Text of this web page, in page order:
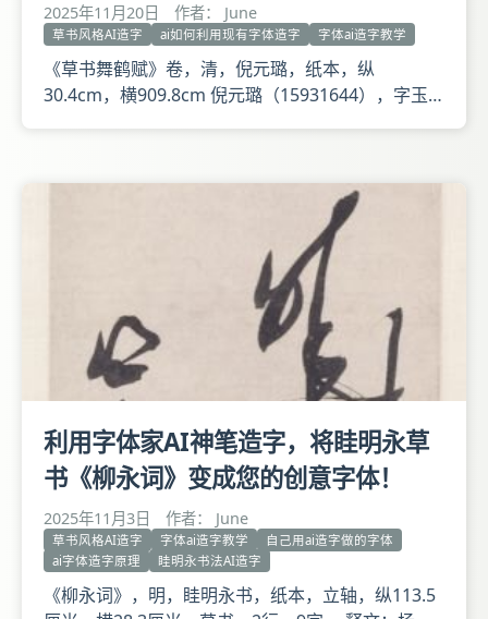
2025年11月20日 作者： June
草书风格AI造字 ai如何利用现有字体造字 字体ai造字教学
《草书舞鹤赋》卷，清，倪元璐，纸本，纵
30.4cm，横909.8cm 倪元璐（15931644），字玉
笔苍古浑厚，布局宽疏，盘曲郁结之中见凛然气骨，
利用字体家AI神笔造字，将眭明永草
书《柳永词》变成您的创意字体！
2025年11月3日 作者： June
草书风格AI造字 字体ai造字教学
自己用ai造字做的字体
ai字体造字原理
眭明永书法AI造字
《柳永词》，明，眭明永书，纸本，立轴，纵113.5